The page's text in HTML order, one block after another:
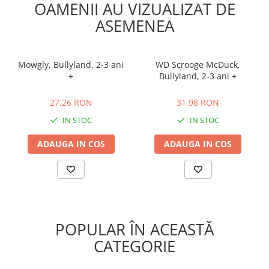
OAMENII AU VIZUALIZAT DE
ASEMENEA
Mowgly, Bullyland, 2-3 ani
+
27,26 RON
IN STOC
ADAUGA IN COS
WD Scrooge McDuck,
Bullyland, 2-3 ani +
31,98 RON
IN STOC
ADAUGA IN COS
POPULAR ÎN ACEASTĂ
CATEGORIE